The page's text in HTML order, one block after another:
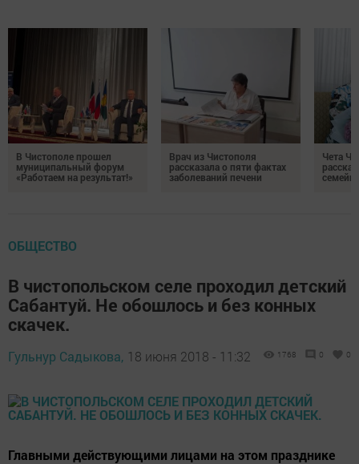
В Чистополе прошел
муниципальный форум
«Работаем на результат!»
Врач из Чистополя
рассказала о пяти фактах
заболеваний печени
Чета
ОБЩЕСТВО
В чистопольском селе проходил детский
Сабантуй. Не обошлось и без конных
скачек.
Гульнур Садыкова, 18 июня 2018 - 11:32 1768 0 0
Главными действующими лицами на этом празднике